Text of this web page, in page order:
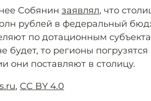
Собянин заявлял, что
рублей в федеральный
по дотационным
будет, то регионы погрузятся
они поставляют в столицу.
, CC BY 4.0